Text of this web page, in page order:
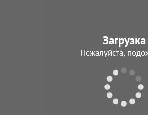
Загрузка
Пожалуйста,